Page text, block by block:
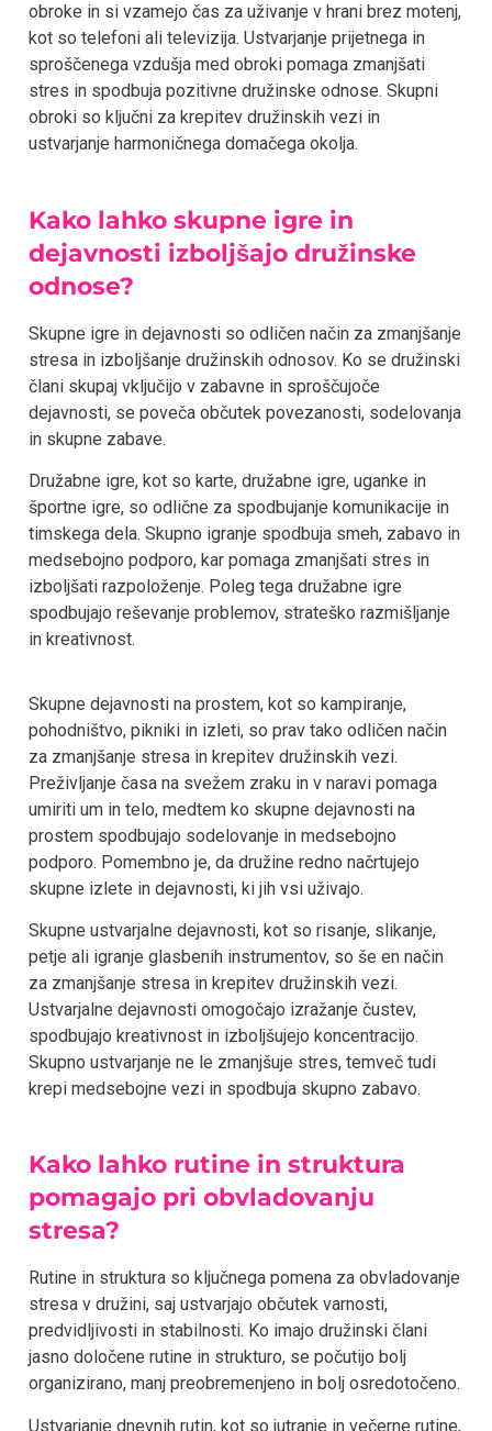
obroke in si vzamejo čas za uživanje v hrani brez motenj,
kot so telefoni ali televizija. Ustvarjanje prijetnega in
sproščenega vzdušja med obroki pomaga zmanjšati
stres in spodbuja pozitivne družinske odnose. Skupni
obroki so ključni za krepitev družinskih vezi in
ustvarjanje harmoničnega domačega okolja.
Kako lahko skupne igre in
dejavnosti izboljšajo družinske
odnose?
Skupne igre in dejavnosti so odličen način za zmanjšanje
stresa in izboljšanje družinskih odnosov. Ko se družinski
člani skupaj vključijo v zabavne in sproščujoče
dejavnosti, se poveča občutek povezanosti, sodelovanja
in skupne zabave.
Družabne igre, kot so karte, družabne igre, uganke in
športne igre, so odlične za spodbujanje komunikacije in
timskega dela. Skupno igranje spodbuja smeh, zabavo in
medsebojno podporo, kar pomaga zmanjšati stres in
izboljšati razpoloženje. Poleg tega družabne igre
spodbujajo reševanje problemov, strateško razmišljanje
in kreativnost.
Skupne dejavnosti na prostem, kot so kampiranje,
pohodništvo, pikniki in izleti, so prav tako odličen način
za zmanjšanje stresa in krepitev družinskih vezi.
Preživljanje časa na svežem zraku in v naravi pomaga
umiriti um in telo, medtem ko skupne dejavnosti na
prostem spodbujajo sodelovanje in medsebojno
podporo. Pomembno je, da družine redno načrtujejo
skupne izlete in dejavnosti, ki jih vsi uživajo.
Skupne ustvarjalne dejavnosti, kot so risanje, slikanje,
petje ali igranje glasbenih instrumentov, so še en način
za zmanjšanje stresa in krepitev družinskih vezi.
Ustvarjalne dejavnosti omogočajo izražanje čustev,
spodbujajo kreativnost in izboljšujejo koncentracijo.
Skupno ustvarjanje ne le zmanjšuje stres, temveč tudi
krepi medsebojne vezi in spodbuja skupno zabavo.
Kako lahko rutine in struktura
pomagajo pri obvladovanju
stresa?
Rutine in struktura so ključnega pomena za obvladovanje
stresa v družini, saj ustvarjajo občutek varnosti,
predvidljivosti in stabilnosti. Ko imajo družinski člani
jasno določene rutine in strukturo, se počutijo bolj
organizirano, manj preobremenjeno in bolj osredotočeno.
Ustvarjanje dnevnih rutin, kot so jutranje in večerne rutine,